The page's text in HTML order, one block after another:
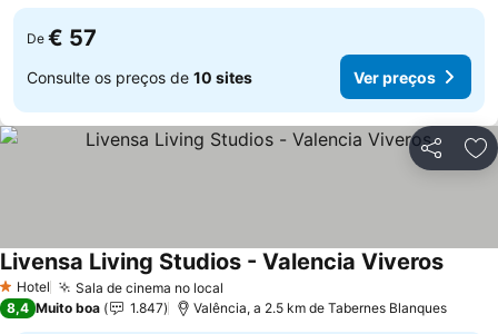
De € 57
Consulte os preços de 10 sites Ver preços
Partilhar
1 Estrelas
Hotel Sala de cinema no local
Livensa Living Studios - Valencia ViverosVer
8,4 Muito boa 1.847 Valência, a 2.5 km de Tabernes Blanques